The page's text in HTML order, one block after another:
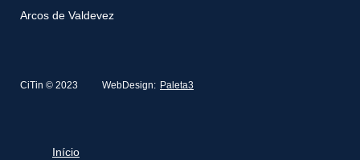
Arcos de Valdevez
CiTin © 2023 WebDesign: Paleta3
Início